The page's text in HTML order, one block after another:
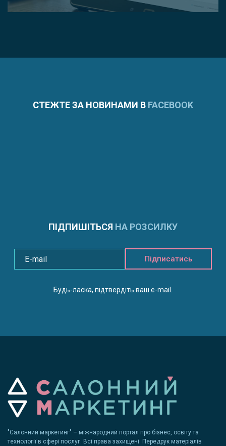
СТЕЖТЕ ЗА НОВИНАМИ В FACEBOOK
ПІДПИШІТЬСЯ НА РОЗСИЛКУ
Підписатись
Будь-ласка, підтвердіть ваш e-mail.
"Салонний маркетинг" – міжнародний портал про бізнес, освіту та
технології в сфері послуг. Всі права захищені. Передрук матеріалів